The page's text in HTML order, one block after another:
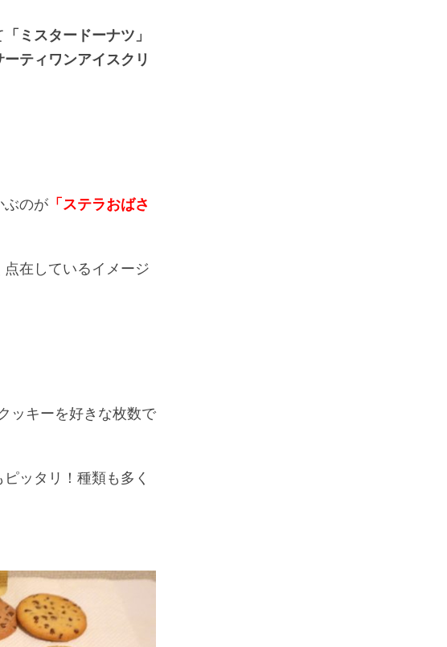
「ミスタードーナツ」
ーティワンアイスクリ
ぶのが 「ステラおばさ
在しているイメージ
ッキーを好きな枚数で
ッタリ！種類も多く